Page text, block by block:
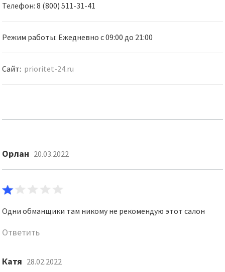
Телефон: 8 (800) 511-31-41
Режим работы: Ежедневно с 09:00 до 21:00
Сайт: prioritet-24.ru
Орлан 20.03.2022
Одни обманщики там никому не рекомендую этот салон
Ответить
Катя 28.02.2022